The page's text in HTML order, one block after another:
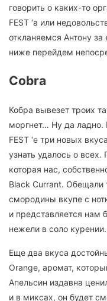
говорить о каких-то
FEST ‘a или
откланяемся Антону
ниже перейдем
Cobra
Кобра вывезет троих
моргнет… Ну да ладно.
FEST ‘e три новых
узнать удалось о
которая нас,
Black Currant. Обещали
смородины вкупе с
и представляется нам
нежели в соло курении.
Еще два вкуса
Orange, аромат,
Апельсин издавна
и в миксах, он будет